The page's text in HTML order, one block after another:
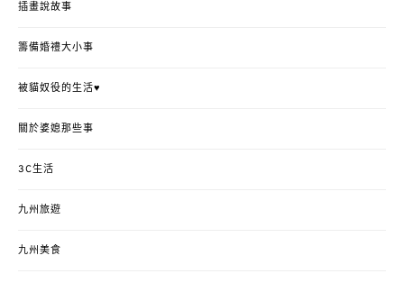
插畫說故事
籌備婚禮大小事
被貓奴役的生活♥
關於婆媳那些事
3C生活
九州旅遊
九州美食